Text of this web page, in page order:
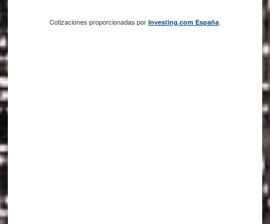
Cotizaciones proporcionadas por Investing.com España.